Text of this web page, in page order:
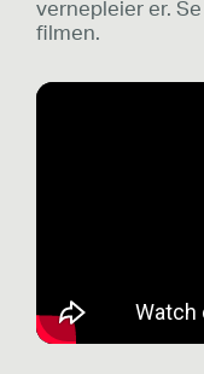
vernepleier er.
filmen.